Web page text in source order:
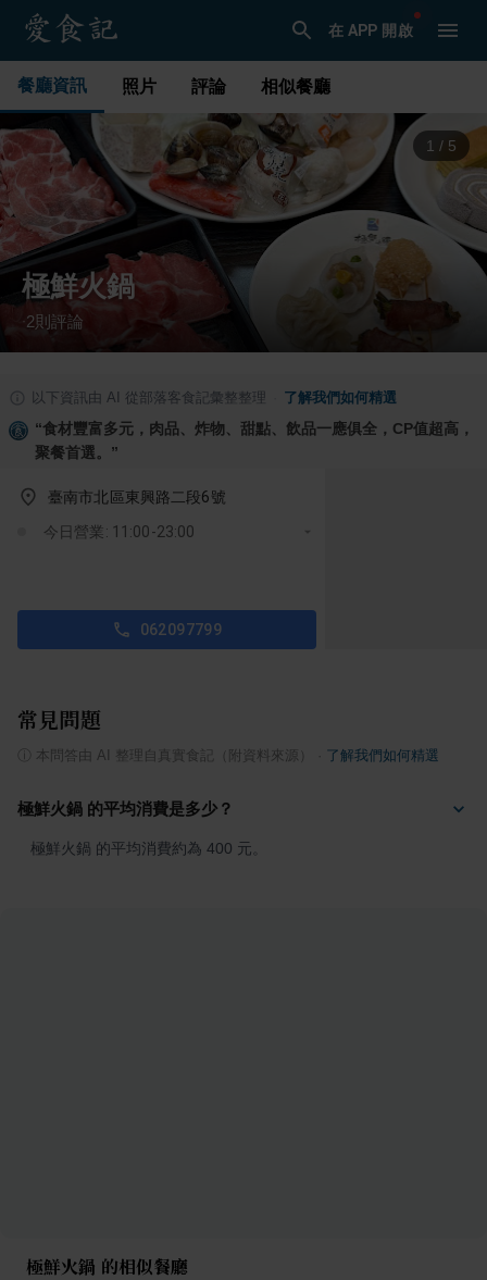
在 APP 開啟
餐廳資訊 照片 評論 相似餐廳
1 / 5
極鮮火鍋
·2 則評論
以下資訊由 AI 從部落客食記彙整整理 了解我們如何精選
“食材豐富多元，肉品、炸物、甜點、飲品一應俱全，CP值超高，
聚餐首選。 ”
臺南市北區東興路二段6號
今日營業: 11:00-23:00
062097799
常見問題
本問答由 AI 整理自真實食記（附資料來源） 了解我們如何精選
極鮮火鍋 的平均消費是多少？
極鮮火鍋 的平均消費約為 400 元。
極鮮火鍋 的相似餐廳